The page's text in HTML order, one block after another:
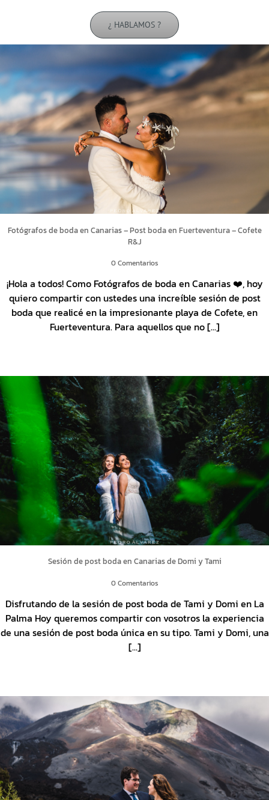
¿ HABLAMOS ?
Fotógrafos de boda en Canarias – Post boda en Fuerteventura – Cofete
R&J
0 Comentarios
¡Hola a todos! Como Fotógrafos de boda en Canarias ❤️, hoy
quiero compartir con ustedes una increíble sesión de post
boda que realicé en la impresionante playa de Cofete, en
Fuerteventura. Para aquellos que no [...]
Sesión de post boda en Canarias de Domi y Tami
0 Comentarios
Disfrutando de la sesión de post boda de Tami y Domi en La
Palma Hoy queremos compartir con vosotros la experiencia
de una sesión de post boda única en su tipo. Tami y Domi, una
[...]